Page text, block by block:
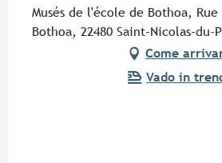
Musés de l'école de Bothoa, Rue
Bothoa, 22480 Saint-Nicolas-du-
Come
Vado in